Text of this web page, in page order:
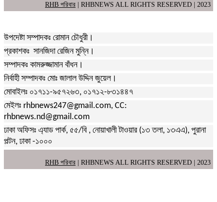
RHB পরিবার | RHBNEWS ALL RIGHTS RESERVED | 2023
উপদেষ্টা সম্পাদকঃ রোমান চৌধুরী।
প্রকাশকঃ সানজিদা রেজিন মুন্নি।
সম্পাদকঃ কামরুজ্জামান বাঁধন।
নির্বাহী সম্পাদকঃ মোঃ জালাল উদ্দিন জুয়েল।
মোবাইলঃ ০১৭১১-৯৫৭২৬৩, ০১৭১২-৮৩১৪৪৭
মেইলঃ rhbnews247@gmail.com, CC:
rhbnews.nd@gmail.com
ঢাকা অফিসঃ এ্যাড পার্ক, ৫৫/বি , নোয়াখালী টাওয়ার (১৩ তলা, ১৩এএ), পুরানা
পল্টন, ঢাকা -১০০০
RHB পরিবার | RHBNEWS ALL RIGHTS RESERVED | 2023